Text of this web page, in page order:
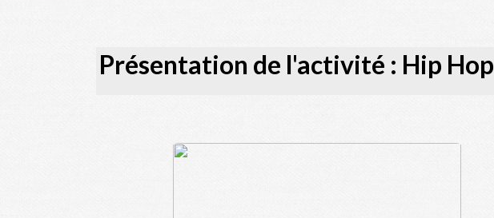
Présentation de l'activité : Hip Hop